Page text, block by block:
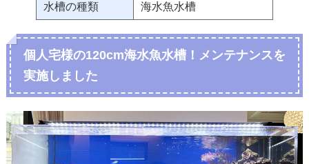
水槽の種類 海水魚水槽
個人宅様の120cm海水魚水槽！メンテナンスを
実施しました